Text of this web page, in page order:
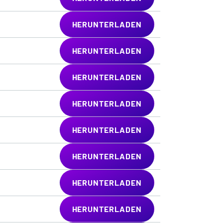
HERUNTERLADEN
HERUNTERLADEN
HERUNTERLADEN
HERUNTERLADEN
HERUNTERLADEN
HERUNTERLADEN
HERUNTERLADEN
HERUNTERLADEN